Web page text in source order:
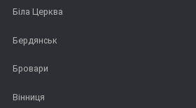
Біла Церква
Бердянськ
Бровари
Вінниця